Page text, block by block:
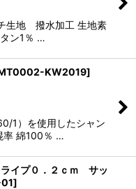
生地 撥水加工 生地素
ン1％ …
KW2019]
1）を使用したシャン
率 綿100％ …
イプ０．２ｃｍ サッ
]